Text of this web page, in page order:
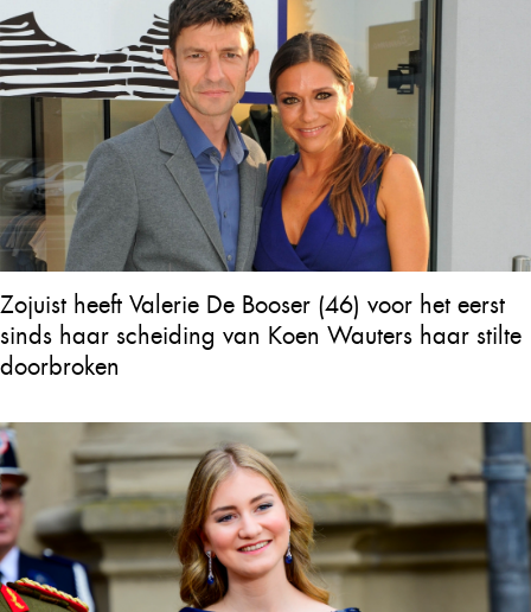
Zojuist heeft Valerie De Booser (46) voor het eerst
sinds haar scheiding van Koen Wauters haar stilte
doorbroken